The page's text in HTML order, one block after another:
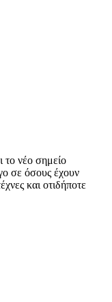
το νέο σημείο
σε όσους έχουν
και οτιδήποτε